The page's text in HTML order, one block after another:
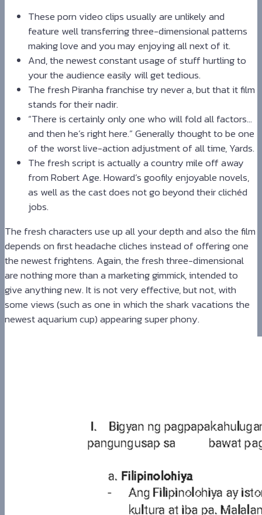
These porn video clips usually are unlikely and
feature well transferring three-dimensional patterns
making love and you may enjoying all next of it.
And, the newest constant usage of stuff hurtling to
your the audience easily will get tedious.
The fresh Piranha franchise try never a, but that it film
stands for their nadir.
“There is certainly only one who will fold all factors…
and then he’s right here.” Generally thought to be one
of the worst live-action adjustment of all time, Yards.
The fresh script is actually a country mile off away
from Robert Age. Howard’s goofily enjoyable novels,
as well as the cast does not go beyond their clichéd
jobs.
The fresh characters use up all your depth and also the film
depends on first headache cliches instead of offering one
the newest frightens. Again, the fresh three-dimensional
are nothing more than a marketing gimmick, intended to
give anything new. It is not very effective, but not, with
some views (such as one in which the shark vacations the
newest aquarium cup) appearing super phony.